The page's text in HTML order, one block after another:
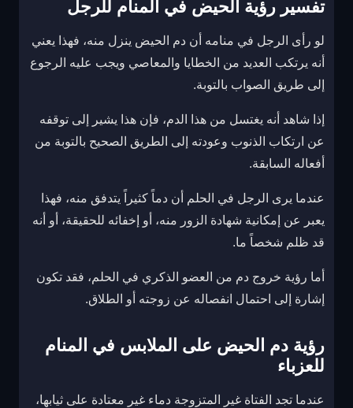
تفسير رؤية الحيض في المنام للرجل
لو رأى الرجل في منامه أن دم الحيض ينزل منه، فهذا يعني
أنه يرتكب العديد من الخطايا والمعاصي ويجب عليه الرجوع
إلى طريق الصواب بالتوبة.
إذا شاهد أنه يغتسل من هذا الدم، فإن هذا يشير إلى توقفه
عن ارتكاب الذنوب وعودته إلى الطريق الصحيح بالتوبة من
أفعاله السابقة.
عندما يرى الرجل في الحلم أن دماً كثيراً يتدفق منه، فهذا
يعبر عن إمكانية شهادة الزور منه، أو إخفائه للحقيقة، أو أنه
قد ظلم شخصاً ما.
أما رؤية خروج دم من العضو الذكري في الحلم، فقد تكون
إشارة إلى احتمال انفصاله عن زوجته أو الطلاق.
رؤية دم الحيض على الملابس في المنام
للعزباء
عندما تجد الفتاة غير المتزوجة دماء غير معتادة على ثيابها،